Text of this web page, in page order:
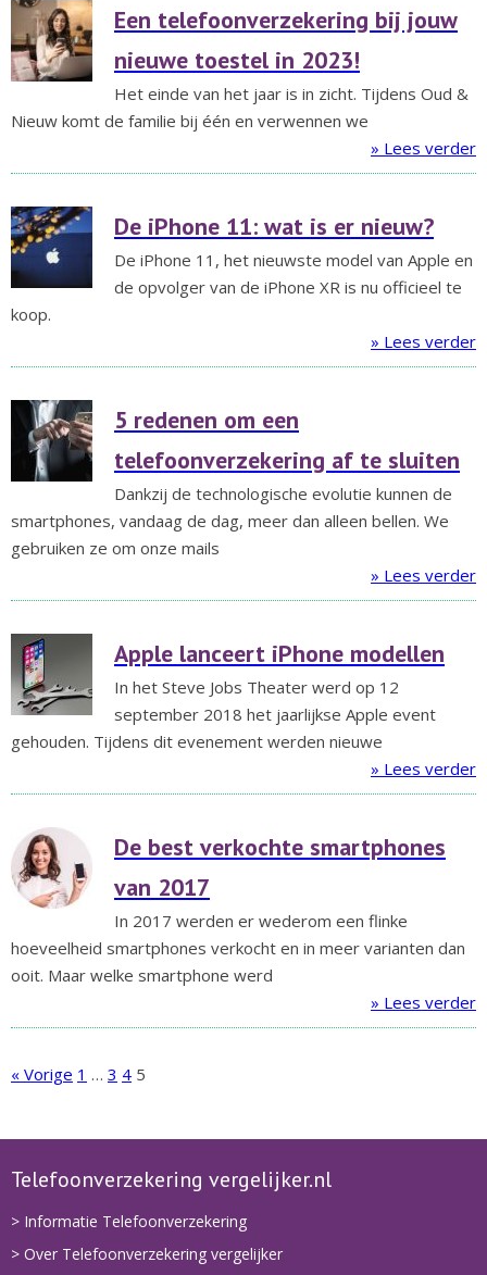
Een telefoonverzekering bij jouw
nieuwe toestel in 2023!
Het einde van het jaar is in zicht. Tijdens Oud &
Nieuw komt de familie bij één en verwennen we
» Lees verder
De iPhone 11: wat is er nieuw?
De iPhone 11, het nieuwste model van Apple en
de opvolger van de iPhone XR is nu officieel te
koop.
» Lees verder
5 redenen om een
telefoonverzekering af te sluiten
Dankzij de technologische evolutie kunnen de
smartphones, vandaag de dag, meer dan alleen bellen. We
gebruiken ze om onze mails
» Lees verder
Apple lanceert iPhone modellen
In het Steve Jobs Theater werd op 12
september 2018 het jaarlijkse Apple event
gehouden. Tijdens dit evenement werden nieuwe
» Lees verder
De best verkochte smartphones
van 2017
In 2017 werden er wederom een flinke
hoeveelheid smartphones verkocht en in meer varianten dan
ooit. Maar welke smartphone werd
» Lees verder
« Vorige 1 … 3 4 5
Telefoonverzekering vergelijker.nl
> Informatie Telefoonverzekering
> Over Telefoonverzekering vergelijker